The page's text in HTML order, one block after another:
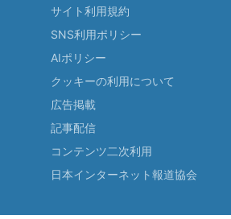
サイト利用規約
SNS利用ポリシー
AIポリシー
クッキーの利用について
広告掲載
記事配信
コンテンツ二次利用
日本インターネット報道協会